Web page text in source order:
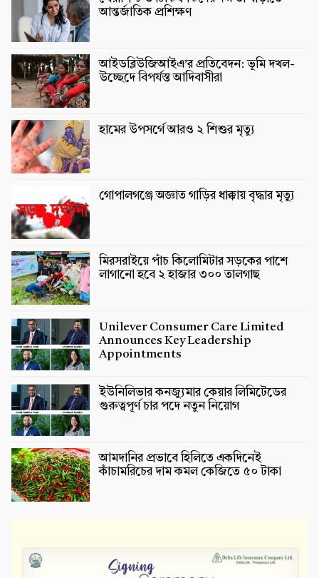
আন্তর্জাতিক প্রশিক্ষণ
আইডব্লিউজিআইএ’র প্রতিবেদন: ভূমি দখল-
উচ্ছেদে বিপর্যস্ত আদিবাসীরা
হামের উপসর্গে আরও ২ শিশুর মৃত্যু
গোপালগঞ্জে অজ্ঞাত গাড়ির ধাক্কায় বৃদ্ধার মৃত্যু
মিরসরাইয়ে পাঁচ কিলোমিটার সড়কের পাশে
লাগানো হবে ২ হাজার ৩০০ তালগাছ
Unilever Consumer Care Limited
Announces Key Leadership
Appointments
ইউনিলিভার কনজ্যুমার কেয়ার লিমিটেডের
গুরুত্বপূর্ণ চার পদে নতুন নিয়োগ
আমদানির প্রভাবে হিলিতে একদিনেই
কাঁচামরিচের দাম কমল কেজিতে ৫০ টাকা